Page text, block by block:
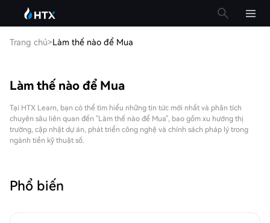
Trang chủ>Làm thế nào để Mua
Làm thế nào để Mua
Tại HTX Learn, bạn có thể tìm hiểu những tin tức mới nhất và phân tích
chuyên sâu liên quan đến "Làm thế nào để Mua", bao gồm xu hướng thị
trường, cập nhật dự án, phát triển công nghệ và chính sách pháp lý trong
ngành tiền kỹ thuật số.
Phổ biến